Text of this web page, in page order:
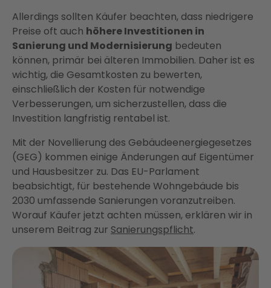
Allerdings sollten Käufer beachten, dass niedrigere
Preise oft auch höhere Investitionen in
Sanierung und Modernisierung bedeuten
können, primär bei älteren Immobilien. Daher ist es
wichtig, die Gesamtkosten zu bewerten,
einschließlich der Kosten für notwendige
Verbesserungen, um sicherzustellen, dass die
Investition langfristig rentabel ist.
Mit der Novellierung des Gebäudeenergiegesetzes
(GEG) kommen einige Änderungen auf Eigentümer
und Hausbesitzer zu. Das EU-Parlament
beabsichtigt, für bestehende Wohngebäude bis
2030 umfassende Sanierungen voranzutreiben.
Worauf Käufer jetzt achten müssen, erklären wir in
unserem Beitrag zur Sanierungspflicht.